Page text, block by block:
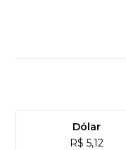
Dólar
R$ 5,12